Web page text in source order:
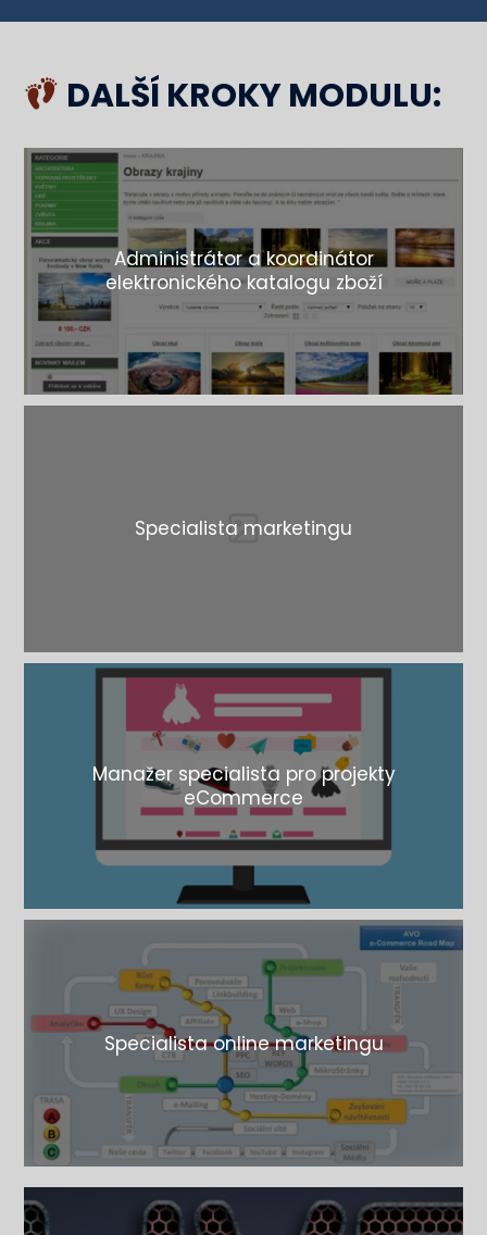
DALŠÍ KROKY MODULU:
Administrátor a koordinátor
elektronického katalogu zboží
Specialista marketingu
Manažer specialista pro projekty
eCommerce
Specialista online marketingu